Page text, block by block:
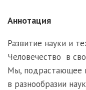
Аннотация
Развитие науки и
Человечество в
Мы, подрастающее
в разнообразии